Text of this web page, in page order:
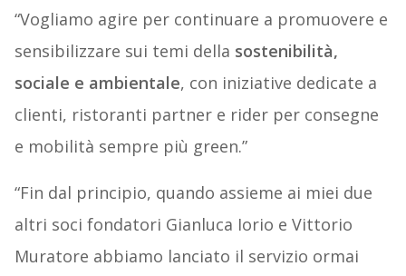
“Vogliamo agire per continuare a promuovere e
sensibilizzare sui temi della sostenibilità,
sociale e ambientale, con iniziative dedicate a
clienti, ristoranti partner e rider per consegne
e mobilità sempre più green.”
“Fin dal principio, quando assieme ai miei due
altri soci fondatori Gianluca Iorio e Vittorio
Muratore abbiamo lanciato il servizio ormai